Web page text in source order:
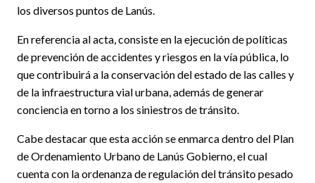
los diversos puntos de Lanús.
En referencia al acta, consiste en la ejecución de políticas
de prevención de accidentes y riesgos en la vía pública, lo
que contribuirá a la conservación del estado de las calles y
de la infraestructura vial urbana, además de generar
conciencia en torno a los siniestros de tránsito.
Cabe destacar que esta acción se enmarca dentro del Plan
de Ordenamiento Urbano de Lanús Gobierno, el cual
cuenta con la ordenanza de regulación del tránsito pesado